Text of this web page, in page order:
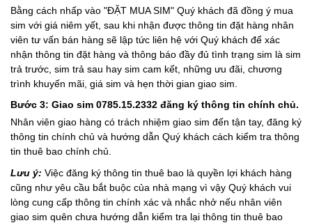
Bằng cách nhấp vào "ĐẶT MUA SIM" Quý khách đã đồng ý mua
sim với giá niêm yết, sau khi nhận được thông tin đặt hàng nhân
viên tư vấn bán hàng sẽ lập tức liên hệ với Quý khách để xác
nhận thông tin đặt hàng và thông báo đầy đủ tình trạng sim là sim
trả trước, sim trả sau hay sim cam kết, những ưu đãi, chương
trình khuyến mãi, giá sim và hẹn thời gian giao sim.
Bước 3: Giao sim 0785.15.2332 đăng ký thông tin chính chủ.
Nhân viên giao hàng có trách nhiệm giao sim đến tận tay, đăng ký
thông tin chính chủ và hướng dẫn Quý khách cách kiểm tra thông
tin thuê bao chính chủ.
Lưu ý: Việc đăng ký thông tin thuê bao là quyền lợi khách hàng
cũng như yêu cầu bắt buộc của nhà mạng vì vậy Quý khách vui
lòng cung cấp thông tin chính xác và nhắc nhở nếu nhân viên
giao sim quên chưa hướng dẫn kiểm tra lại thông tin thuê bao